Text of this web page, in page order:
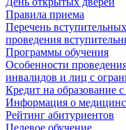
Правила приема
Перечень
проведения
Программы обучения
Особенности
инвалидов и лиц с
Кредит на образование
Информация о
Рейтинг абитуриентов
Целевое обучение